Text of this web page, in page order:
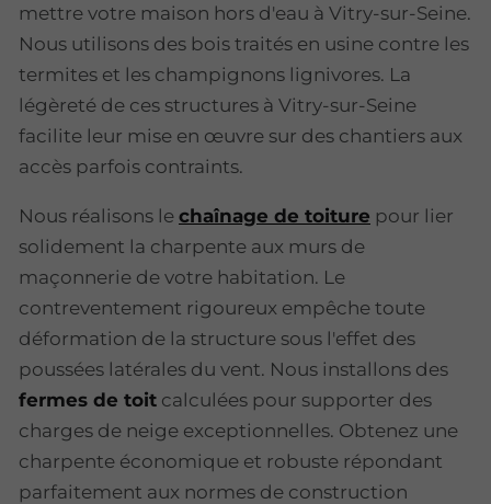
mettre votre maison hors d'eau à Vitry-sur-Seine.
Nous utilisons des bois traités en usine contre les
termites et les champignons lignivores. La
légèreté de ces structures à Vitry-sur-Seine
facilite leur mise en œuvre sur des chantiers aux
accès parfois contraints.
Nous réalisons le chaînage de toiture pour lier
solidement la charpente aux murs de
maçonnerie de votre habitation. Le
contreventement rigoureux empêche toute
déformation de la structure sous l'effet des
poussées latérales du vent. Nous installons des
fermes de toit calculées pour supporter des
charges de neige exceptionnelles. Obtenez une
charpente économique et robuste répondant
parfaitement aux normes de construction